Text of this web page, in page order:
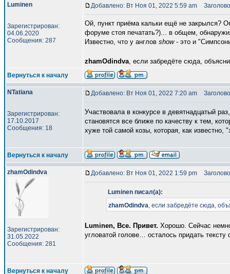
Luminen
Зарегистрирован:
04.06.2020
Сообщения: 287
Добавлено: Вт Ноя 01, 2022 5:59 am
Ой, пункт приёма кальки ещё не закрылся?
форуме стоя печатать?)... в общем,
Известно, что у англов show- это и
zhamOdindva, если забредёте сюда,
Вернуться к началу
NTatiana
Зарегистрирован:
17.10.2017
Сообщения: 18
Добавлено: Вт Ноя 01, 2022 7:20 am
Участвовала в конкурсе в девятнадцатый
становятся все ближе по качеству к тем,
хуже той самой козы, которая, как известно,
Вернуться к началу
zhamOdindva
Зарегистрирован:
31.05.2022
Сообщения: 281
Добавлено: Вт Ноя 01, 2022 1:59 pm
Luminen писал(а):
zhamOdindva, если забредёте сюда,
Luminen, Все. Привет. Хорошо. Сейчас
угловатой голове… осталось придать
Вернуться к началу